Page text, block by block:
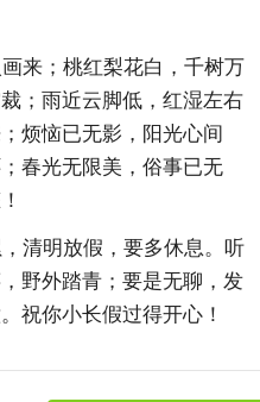
来；桃红梨花白，千树万
；雨近云脚低，红湿左右
烦恼已无影，阳光心间
春光无限美，俗事已无
清明放假，要多休息。听
野外踏青；要是无聊，发
祝你小长假过得开心！